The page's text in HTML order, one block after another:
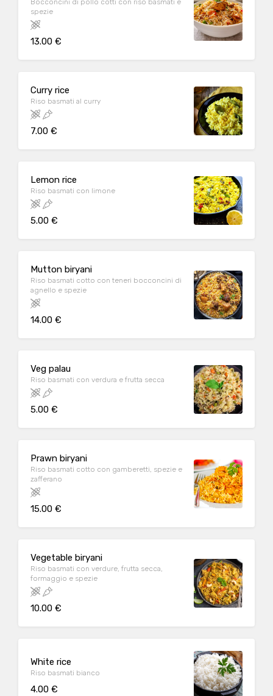
Bocconcini di pollo cotti con riso basmati e
spezie
13.00 €
Curry rice
Riso basmati al curry
7.00 €
Lemon rice
Riso basmati con limone
5.00 €
Mutton biryani
Riso basmati cotto con teneri bocconcini di
agnello e spezie
14.00 €
Veg palau
Riso basmati con verdura e frutta secca
5.00 €
Prawn biryani
Riso basmati cotto con gamberetti, spezie e
zafferano
15.00 €
Vegetable biryani
Riso basmati con verdure, frutta secca,
formaggio e spezie
10.00 €
White rice
Riso basmati bianco
4.00 €